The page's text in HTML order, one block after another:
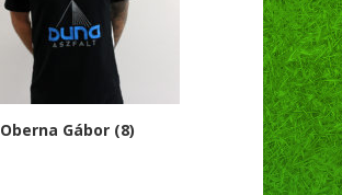
Oberna Gábor (8)